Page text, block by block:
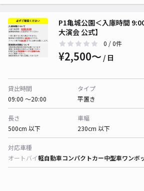
P1亀城公園＜入庫時間
大演会 公式】
0 / 0件
¥2,500〜 / 日
貸出時間
09:00 〜20:00
タイプ
平置き
長さ
500cm 以下
車幅
230cm 以下
対応車種
オートバイ軽自動車コンパクトカー中型車ワンボ